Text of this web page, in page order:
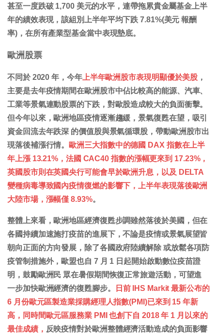
甚至一度跌破 1,700 美元的水平，連帶拖累貴金屬基金上半
年的績效表現，該組別上半年平均下跌 7.81%(美元 報酬
率)，在所有產業型基金當中表現墊底。
歐洲股票
不同於 2020 年，今年上半年歐洲股市表現明顯優於美股 ，
主要是去年疫情期間在歐洲股市中佔比較高的能源、汽車、
工業等景氣連動股票的下跌，對歐股造成較大的負面衝擊。
但今年以來，歐洲地區疫情逐漸趨緩，景氣復甦在望，吸引
資金回流去年跌深 的價值股與景氣循環股，帶動歐洲股市出
現落後補漲行情。
歐洲三大指數中的德國 DAX 指數在上半
年上漲 13.21%，法國 CAC40 指數的漲幅更來到 17.23%，
英國股市則在英國央行可能會早於歐洲升息，以及 DELTA
變種病毒導致國內疫情復燃的影響下，上半年表現落後歐洲
大陸市場，漲幅僅 8.93%。
整體上來看，歐洲地區經濟復甦步調雖然落後於美國，但在
各國持續加速施打疫苗的進展下，不論是疫情或景氣展望皆
朝向正面的方向發展，除了各國政府陸續解除 或放鬆各項防
疫管制措施外，歐盟也自 7 月 1 日起開始啟動數位疫苗證
明，鼓勵歐洲民 眾在暑假期間恢復正常旅遊活動，可望進
一步加快歐洲經濟的復甦腳步。
日前 IHS Markit 最新公布的
6 月份歐元區製造業採購經理人指數(PMI)已來到 15 年新
高，同時間歐元區服務業 PMI 也創下自 2018 年 1 月以來的
最佳成績， 反映疫情對於歐洲整體經濟活動造成的負面影響